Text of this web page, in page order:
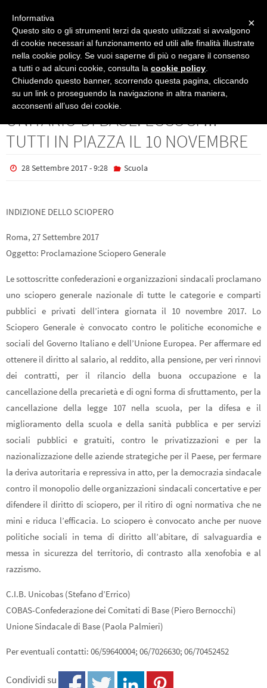
Scuola
UNICOBAS: SCIOPERO GENERALE UNITARIO DI BASE: ECCOCI !!! TUTTI
IN PIAZZA IL 10 NOVEMBRE
UNICOBAS: SCIOPERO GENERALE
UNITARIO DI BASE: ECCOCI !!!
TUTTI IN PIAZZA IL 10 NOVEMBRE
28 Settembre 2017 - 9:28 Scuola
INDIZIONE DELLO SCIOPERO
Roma, 27 Settembre 2017
Oggetto: Proclamazione Sciopero Generale
Le sottoscritte confederazioni e organizzazioni sindacali proclamano
uno sciopero generale nazionale di tutte le categorie e comparti
pubblici e privati dell’intera giornata il 10 novembre 2017. Lo
Sciopero Generale è convocato contro le politiche economiche e
sociali del Governo Italiano e dell’Unione Europea. Per affermare ed
ottenere il diritto al salario, al reddito, alla pensione, per veri rinnovi
dei contratti, per il rilancio della buona occupazione e la
cancellazione della precarietà e di ogni forma di sfruttamento, per la
cancellazione della legge 107 nella scuola, per la difesa e il
miglioramento della scuola e della sanità pubblica e per servizi
sociali pubblici e gratuiti, contro le privatizzazioni e per la
nazionalizzazione delle aziende strategiche per il Paese, per fermare
la deriva autoritaria e repressiva in atto, per la democrazia sindacale
contro il monopolio delle organizzazioni sindacali concertative e per
difendere il diritto di sciopero, per il ritiro di ogni normativa che ne
mini e riduca l’efficacia. Lo sciopero è convocato anche per nuove
politiche sociali in tema di diritto all’abitare, di salvaguardia e
messa in sicurezza del territorio, di contrasto alla xenofobia e al
razzismo.
C.I.B. Unicobas (Stefano d’Errico)
COBAS-Confederazione dei Comitati di Base (Piero Bernocchi)
Unione Sindacale di Base (Paola Palmieri)
Per eventuali contatti: 06/59640004; 06/7026630; 06/70452452
Condividi su
×
Informativa
Questo sito o gli strumenti terzi da questo utilizzati si avvalgono
di cookie necessari al funzionamento ed utili alle finalità illustrate
nella cookie policy. Se vuoi saperne di più o negare il consenso
a tutti o ad alcuni cookie, consulta la cookie policy
Chiudendo questo banner, scorrendo questa pagina, cliccando
su un link o proseguendo la navigazione in altra maniera,
acconsenti all’uso dei cookie.